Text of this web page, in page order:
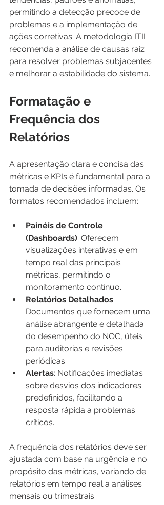
permitindo a detecção precoce de
problemas e a implementação de
ações corretivas. A metodologia ITIL
recomenda a análise de causas raiz
para resolver problemas subjacentes
e melhorar a estabilidade do sistema.
Formatação e
Frequência dos
Relatórios
A apresentação clara e concisa das
métricas e KPIs é fundamental para a
tomada de decisões informadas. Os
formatos recomendados incluem:
Painéis de Controle
(Dashboards): Oferecem
visualizações interativas e em
tempo real das principais
métricas, permitindo o
monitoramento contínuo.
Relatórios Detalhados:
Documentos que fornecem uma
análise abrangente e detalhada
do desempenho do NOC, úteis
para auditorias e revisões
periódicas.
Alertas: Notificações imediatas
sobre desvios dos indicadores
predefinidos, facilitando a
resposta rápida a problemas
críticos.
A frequência dos relatórios deve ser
ajustada com base na urgência e no
propósito das métricas, variando de
relatórios em tempo real a análises
mensais ou trimestrais.